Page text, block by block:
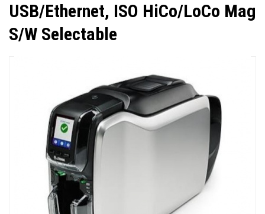
USB/Ethernet, ISO HiCo/LoCo Mag
S/W Selectable